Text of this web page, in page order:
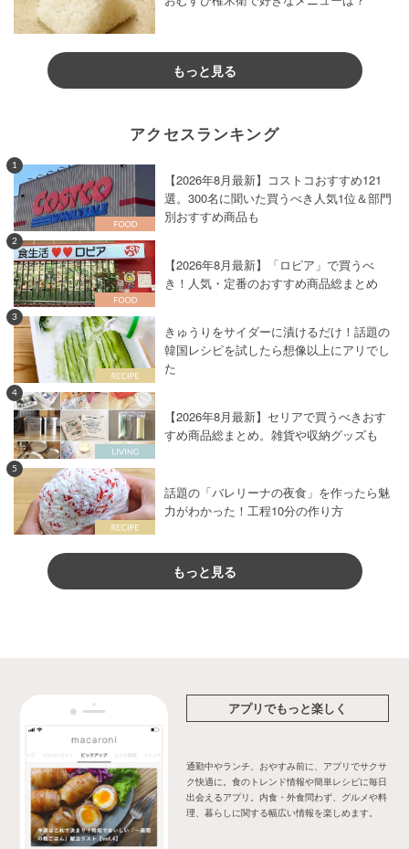
もっと見る
アクセスランキング
1
【2026年8月最新】コストコおすすめ121
選。300名に聞いた買うべき人気1位＆部門
別おすすめ商品も
2
【2026年8月最新】「ロピア」で買うべ
き！人気・定番のおすすめ商品総まとめ
3
きゅうりをサイダーに漬けるだけ！話題の
韓国レシピを試したら想像以上にアリでし
た
4
【2026年8月最新】セリアで買うべきおす
すめ商品総まとめ。雑貨や収納グッズも
5
話題の「バレリーナの夜食」を作ったら魅
力がわかった！工程10分の作り方
もっと見る
アプリでもっと楽しく
通勤中やランチ、おやすみ前に、アプリでサクサ
ク快適に。食のトレンド情報や簡単レシピに毎日
出会えるアプリ。内食・外食問わず、グルメや料
理、暮らしに関する幅広い情報を楽しめます。